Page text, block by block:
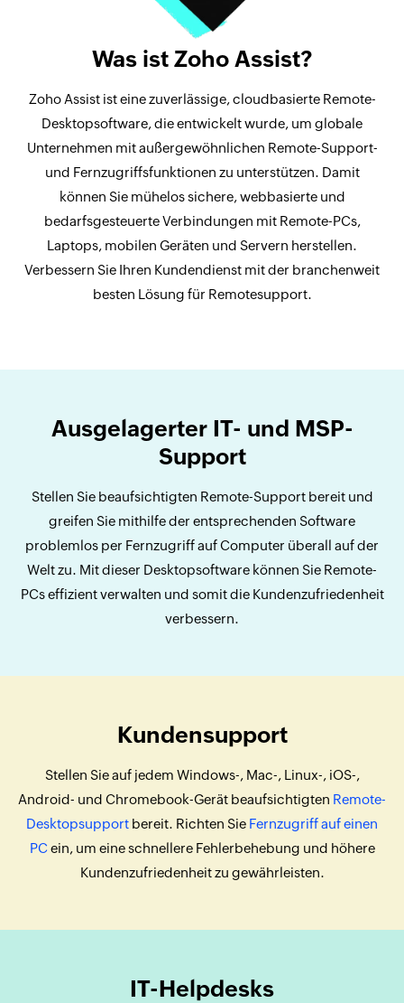
Was ist Zoho Assist?
Zoho Assist ist eine zuverlässige, cloudbasierte Remote-
Desktopsoftware, die entwickelt wurde, um globale
Unternehmen mit außergewöhnlichen Remote-Support-
und Fernzugriffsfunktionen zu unterstützen. Damit
können Sie mühelos sichere, webbasierte und
bedarfsgesteuerte Verbindungen mit Remote-PCs,
Laptops, mobilen Geräten und Servern herstellen.
Verbessern Sie Ihren Kundendienst mit der branchenweit
besten Lösung für Remotesupport.
Ausgelagerter IT- und MSP-
Support
Stellen Sie beaufsichtigten Remote-Support bereit und
greifen Sie mithilfe der entsprechenden Software
problemlos per Fernzugriff auf Computer überall auf der
Welt zu. Mit dieser Desktopsoftware können Sie Remote-
PCs effizient verwalten und somit die Kundenzufriedenheit
verbessern.
Kundensupport
Stellen Sie auf jedem Windows-, Mac-, Linux-, iOS-,
Android- und Chromebook-Gerät beaufsichtigten Remote-
Desktopsupport bereit. Richten Sie Fernzugriff auf einen
PC ein, um eine schnellere Fehlerbehebung und höhere
Kundenzufriedenheit zu gewährleisten.
IT-Helpdesks